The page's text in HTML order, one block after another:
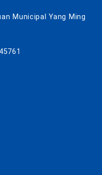
Municipal Yang Ming